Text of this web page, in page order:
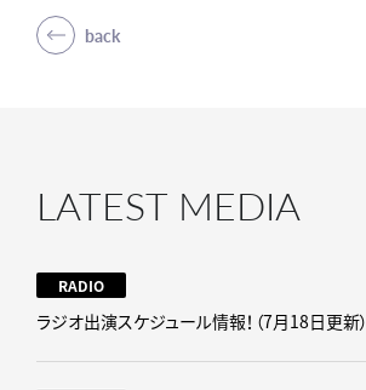
back
LATEST MEDIA
RADIO
ラジオ出演スケジュール情報！（7月18日更新）